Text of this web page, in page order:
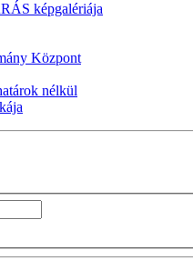
képgalériája
Központ
nélkül